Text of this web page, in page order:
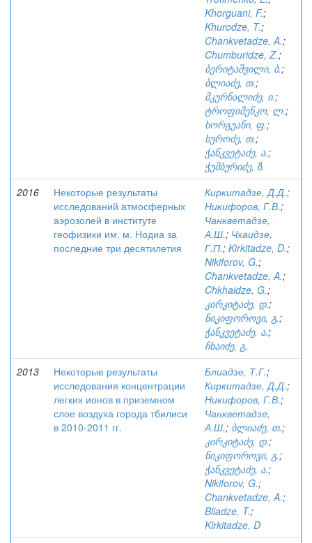
Khorguani, F.;
Khurodze, T.;
Chankvetadze, A.;
Chumburidze, Z.;
ბერიტაშვილი, ბ.;
ბლიაძე, თ.;
მკურნალიძე, ი.;
ტროფიმენკო, ლ.;
ხორგუანი, ფ.;
ხუროძე, თ.;
ჭანკვეტაძე, ა.;
ჭუმბურიძე, ზ.
2016
Некоторые результаты
исследований атмосферных
аэрозолей в институте
геофизики им. м. Нодиа за
последние три десятилетия
Киркитадзе, Д.Д.;
Никифоров, Г.В.;
Чанкветадзе,
А.Ш.; Чхаидзе,
Г.П.; Kirkitadze, D.;
Nikiforov, G.;
Chankvetadze, A.;
Chkhaidze, G.;
კირკიტაძე, დ.;
ნიკიფოროვი, გ.;
ჭანკვეტაძე, ა.;
ჩხაიძე, გ.
2013
Некоторые результаты
исследования концентрации
легких ионов в приземном
слое воздуха города тбилиси
в 2010-2011 гг.
Блиадзе, Т.Г.;
Киркитадзе, Д.Д.;
Никифоров, Г.В.;
Чанкветадзе,
А.Ш.; ბლიაძე, თ.;
კირკიტაძე, დ.;
ნიკიფოროვი, გ.;
ჭანკვეტაძე, ა.;
Nikiforov, G.;
Chankvetadze, A.;
Bliadze, T.;
Kirkitadze, D